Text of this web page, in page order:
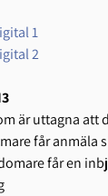
1
2
är uttagna att
får anmäla
får en